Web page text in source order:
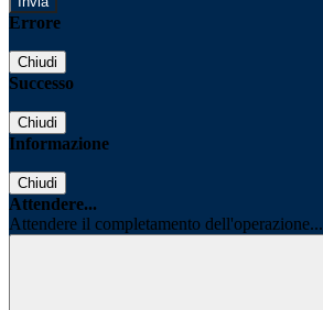
Errore
Chiudi
Successo
Chiudi
Informazione
Chiudi
Attendere...
Attendere il completamento dell'operazione...